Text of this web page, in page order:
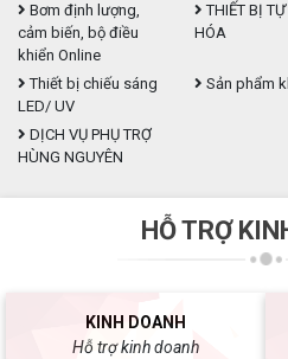
Bơm định lượng,
cảm biến, bộ điều
khiển Online
THIẾT BỊ
HÓA
Thiết bị chiếu sáng
LED/ UV
Sản phẩm
DỊCH VỤ PHỤ TRỢ
HÙNG NGUYÊN
HỖ TRỢ
KINH DOANH
Hỗ trợ kinh doanh